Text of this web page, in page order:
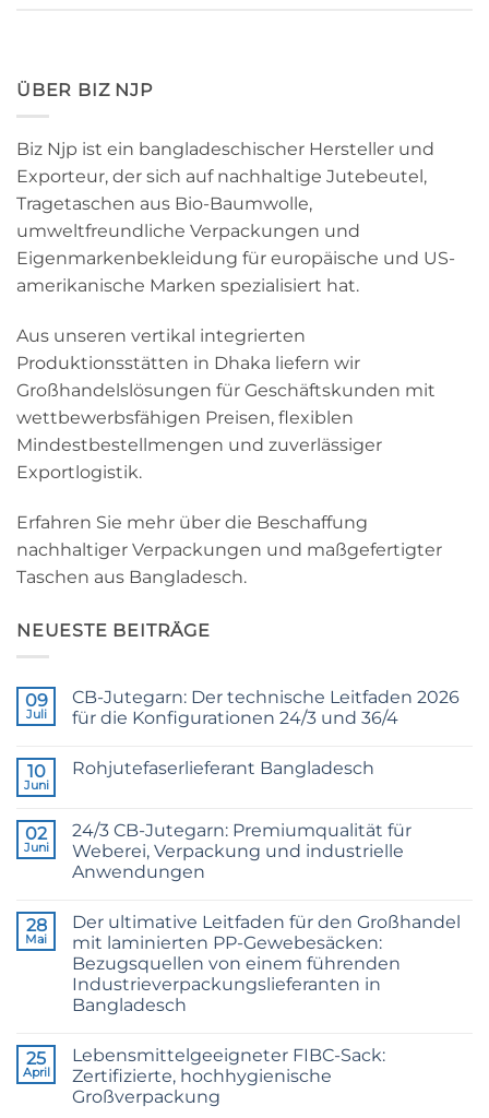
ÜBER BIZ NJP
Biz Njp ist ein bangladeschischer Hersteller und
Exporteur, der sich auf nachhaltige Jutebeutel,
Tragetaschen aus Bio-Baumwolle,
umweltfreundliche Verpackungen und
Eigenmarkenbekleidung für europäische und US-
amerikanische Marken spezialisiert hat.
Aus unseren vertikal integrierten
Produktionsstätten in Dhaka liefern wir
Großhandelslösungen für Geschäftskunden mit
wettbewerbsfähigen Preisen, flexiblen
Mindestbestellmengen und zuverlässiger
Exportlogistik.
Erfahren Sie mehr über die Beschaffung
nachhaltiger Verpackungen und maßgefertigter
Taschen aus Bangladesch.
NEUESTE BEITRÄGE
09
Juli
CB-Jutegarn: Der technische Leitfaden 2026
für die Konfigurationen 24/3 und 36/4
zu
Yarn:
The
Technical
2026
Guide
and
36/4
Configurations
10
Juni
Rohjutefaserlieferant Bangladesch
Raw
Jute
Fibre
Supplier
02
Juni
24/3 CB-Jutegarn: Premiumqualität für
Weberei, Verpackung und industrielle
Anwendungen
zu
24/3
CB
Grade
Jute
Yarn:
Premium
Weaving,
Packaging
and
Industrial
Applications
28
Mai
Der ultimative Leitfaden für den Großhandel
mit laminierten PP-Gewebesäcken:
Bezugsquellen von einem führenden
Industrieverpackungslieferanten in
Bangladesch
zu
The
Ultimate
Guide
25
April
Lebensmittelgeeigneter FIBC-Sack:
Zertifizierte, hochhygienische
Großverpackung